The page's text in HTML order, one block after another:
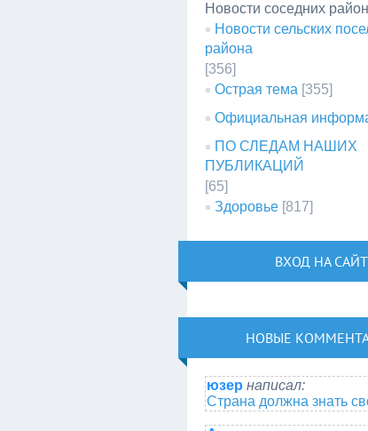
Новости соседних
Новости сельских
района
[356]
Острая тема [355]
Официальная
ПО СЛЕДАМ НАШИХ
ПУБЛИКАЦИЙ
[65]
Здоровье [817]
ВХОД НА САЙТ
НОВЫЕ
юзер написал:
Страна должна знать